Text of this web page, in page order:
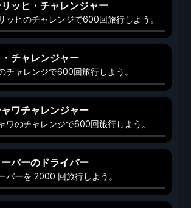
ッヒ・チャレンジャー
ッヒのチャレンジで600回旅行しよう。
・チャレンジャー
チャレンジで600回旅行しよう。
ワチャレンジャー
ワのチャレンジで600回旅行しよう。
バーのドライバー
バーを 2000 回旅行しよう。